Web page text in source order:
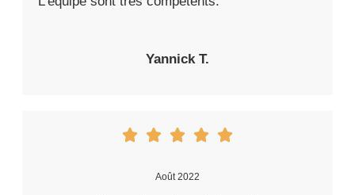
Yannick T.
Août 2022